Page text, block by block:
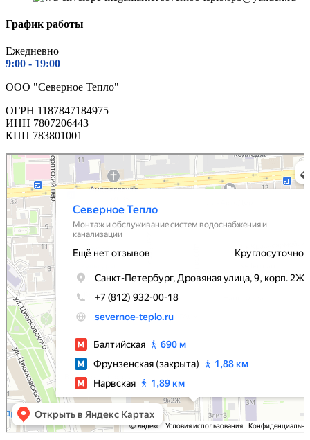
График работы
Ежедневно
9:00 - 19:00
ООО "Северное Тепло"
ОГРН 1187847184975
ИНН 7807206443
КПП 783801001
Северное Тепло
Монтаж и обслуживание систем водоснабжения и канализации в Санкт‑Петербурге